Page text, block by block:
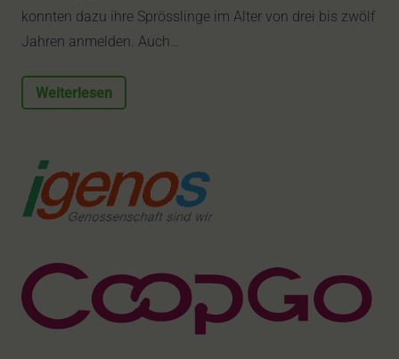
konnten dazu ihre Sprösslinge im Alter von drei bis zwölf
Jahren anmelden. Auch…
Weiterlesen